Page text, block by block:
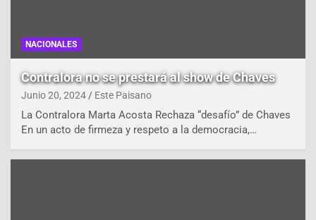
NACIONALES
Contralora no se prestará al show de Chaves
Junio 20, 2024 Este Paisano
La Contralora Marta Acosta Rechaza “desafío” de Chaves
En un acto de firmeza y respeto a la democracia,…